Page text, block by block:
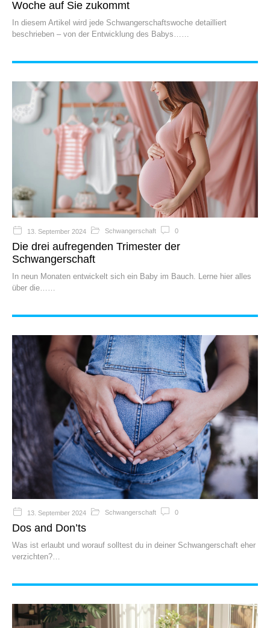
Woche auf Sie zukommt
In diesem Artikel wird jede Schwangerschaftswoche detailliert
beschrieben – von der Entwicklung des Babys…
13. September 2024 Schwangerschaft 0
Die drei aufregenden Trimester der
Schwangerschaft
In neun Monaten entwickelt sich ein Baby im Bauch. Lerne hier alles
über die…
13. September 2024 Schwangerschaft 0
Dos and Don’ts
Was ist erlaubt und worauf solltest du in deiner Schwangerschaft eher
verzichten?